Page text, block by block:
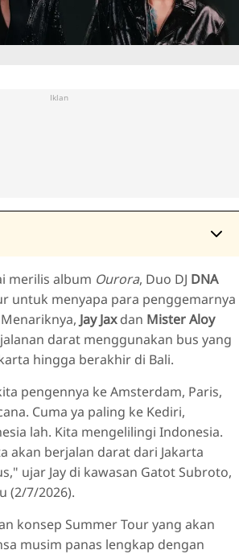
Iklan
merilis album Ourora, Duo DJ DNA
untuk menyapa para penggemarnya
Jay Jaxdan Mister Aloy
darat menggunakan bus yang
hingga berakhir di Bali.
pengennya ke Amsterdam, Paris,
Cuma ya paling ke Kediri,
lah. Kita mengelilingi Indonesia.
akan berjalan darat dari Jakarta
ujar Jay di kawasan Gatot Subroto,
(2/7/2026).
konsep Summer Tour yang akan
musim panas lengkap dengan